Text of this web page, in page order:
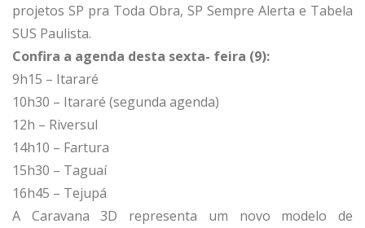
projetos SP pra Toda Obra, SP Sempre Alerta e Tabela
SUS Paulista.
Confira a agenda desta sexta- feira (9):
9h15 – Itararé
10h30 – Itararé (segunda agenda)
12h – Riversul
14h10 – Fartura
15h30 – Taguaí
16h45 – Tejupá
A Caravana 3D representa um novo modelo de